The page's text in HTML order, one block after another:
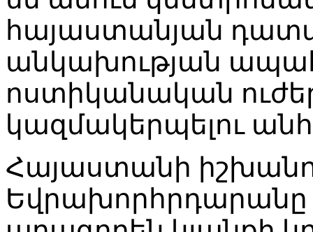
հայաստանյան
անկախության
ոստիկանական
կազմակերպելու
Հայաստանի
Եվրախորհրդարանը